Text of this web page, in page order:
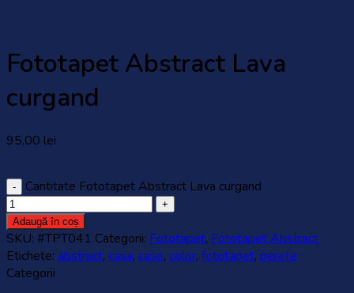
Fototapet Abstract Lava
curgand
95,00 lei
Cantitate Fototapet Abstract Lava curgand
Adaugă în coș
SKU: #TPT041 Categorii: Fototapet, Fototapet Abstract
Etichete: abstract, casa, case, color, fototapet, perete
Categorii